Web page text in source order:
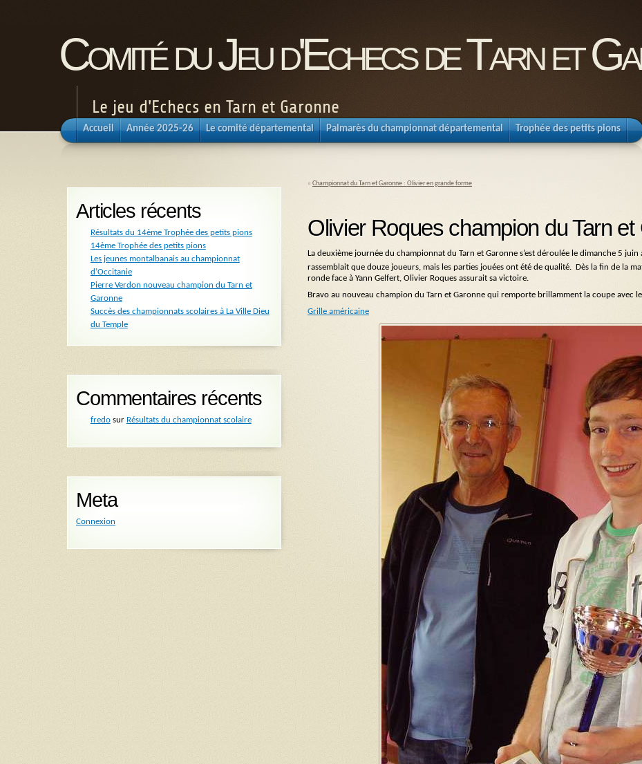
Comité du Jeu d'Echecs de Tarn et
Le jeu d'Echecs en Tarn et Garonne
Accueil Année 2025-26 Le comité départemental Palmarès du championnat départemental Trophée des petits pions
« Championnat du Tarn et Garonne : Olivier en grande forme
Olivier Roques champion du Tarn
La deuxième journée du championnat du Tarn et Garonne s’est déroulée le dimanche 5
rassemblait que douze joueurs, mais les parties jouées ont été de qualité. Dès la fin de la
ronde face à Yann Gelfert, Olivier Roques assurait sa victoire.
Bravo au nouveau champion du Tarn et Garonne qui remporte brillamment la coupe avec
Grille américaine
Articles récents
Résultats du 14ème Trophée des petits pions
14ème Trophée des petits pions
Les jeunes montalbanais au championnat
d’Occitanie
Pierre Verdon nouveau champion du Tarn et
Garonne
Succès des championnats scolaires à La Ville Dieu
du Temple
Commentaires récents
fredosur Résultats du championnat scolaire
Meta
Connexion